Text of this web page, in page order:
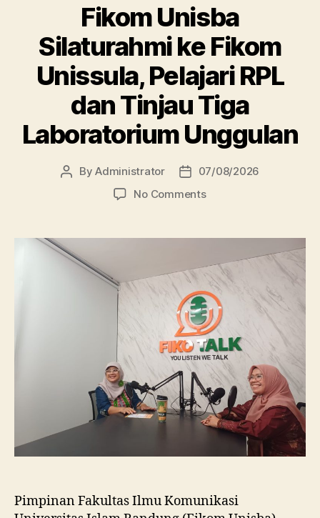
Fikom Unisba
Silaturahmi ke Fikom
Unissula, Pelajari RPL
dan Tinjau Tiga
Laboratorium Unggulan
PostByAdministrator
Post
date
07/08/2026
No Commentson
Silaturahmi
Fikom
Unissula,
Pelajari
RPL
dan
Tinjau
Tiga
Laboratorium
Unggulan
Pimpinan Fakultas Ilmu Komunikasi